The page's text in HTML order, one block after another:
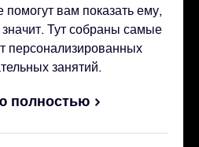
вам показать ему,
Тут собраны самые
персонализированных
занятий.
полностью